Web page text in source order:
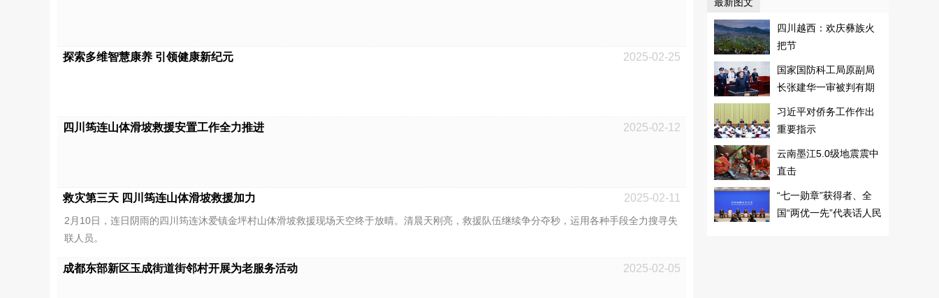
四川越西：欢庆彝族火
把节
国家国防科工局原副局
长张建华一审被判有期
徒刑十年
习近平对侨务工作作出
重要指示
云南墨江5.0级地震震中
直击
“七一勋章”获得者、全
国“两优一先”代表话人民
探索多维智慧康养 引领健康新纪元 2025-02-25
四川筠连山体滑坡救援安置工作全力推进 2025-02-12
救灾第三天 四川筠连山体滑坡救援加力 2025-02-11
2月10日，连日阴雨的四川筠连沐爱镇金坪村山体滑坡救援现场天空终于放晴。清晨天刚亮，救援队伍继续争分夺秒，运用各种手段全力搜寻失
联人员。
成都东部新区玉成街道街邻村开展为老服务活动 2025-02-05